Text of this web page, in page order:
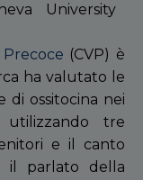
University
(CVP) è
ha valutato le
di ossitocina nei
tre
e il canto
il parlato della